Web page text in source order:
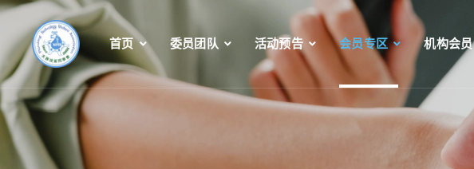
首页 委员团队 活动预告 会员专区 机构会员